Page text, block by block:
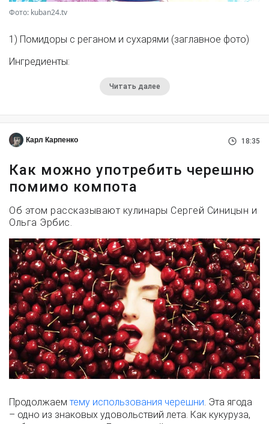
Фото: kuban24.tv
1) Помидоры с реганом и сухарями (заглавное фото)
Ингредиенты:
Читать далее
Карл Карпенко 18:35
Как можно употребить черешню
помимо компота
Об этом рассказывают кулинары Сергей Синицын и
Ольга Эрбис.
Продолжаем тему использования черешни. Эта ягода
– одно из знаковых удовольствий лета. Как кукуруза,